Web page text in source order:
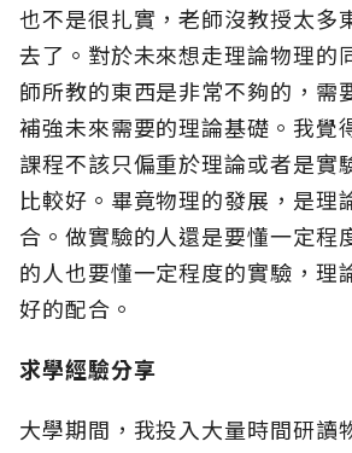
也不是很扎實，老師沒教授太多
去了。對於未來想走理論物理的
師所教的東西是非常不夠的，需
補強未來需要的理論基礎。我覺
課程不該只偏重於理論或者是實
比較好。畢竟物理的發展，是理
合。做實驗的人還是要懂一定程
的人也要懂一定程度的實驗，理
好的配合。
求學經驗分享
大學期間，我投入大量時間研讀